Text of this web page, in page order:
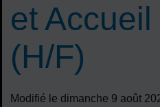
et
(H/F)
Modifié le dimanche 9 août